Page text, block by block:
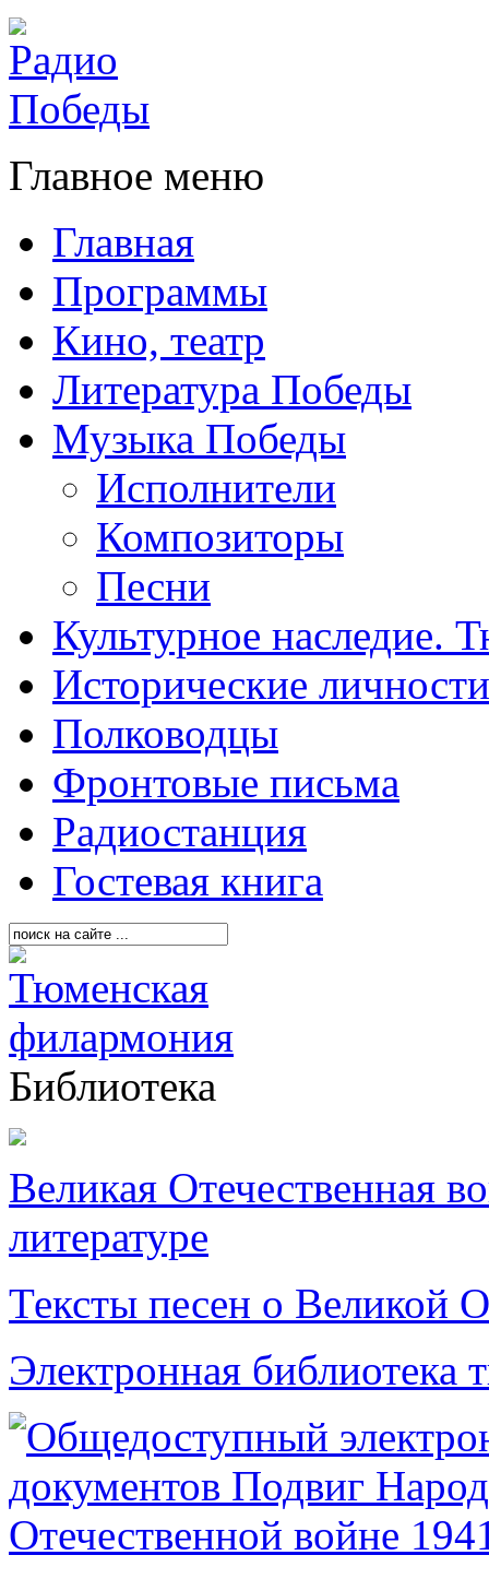
Главное меню
Главная
Программы
Кино, театр
Литература Победы
Музыка Победы
Исполнители
Композиторы
Песни
Культурное наследие.
Исторические личности
Полководцы
Фронтовые письма
Радиостанция
Гостевая книга
Библиотека
Великая Отечественная
литературе
Тексты песен о Великой
Электронная библиотека